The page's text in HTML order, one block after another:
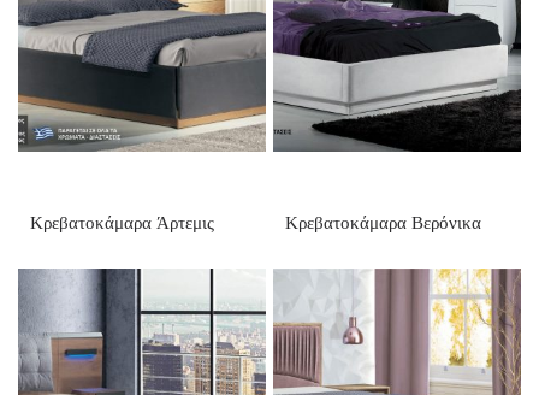
Κρεβατοκάμαρα Άρτεμις Κρεβατοκάμαρα Βερόνικα